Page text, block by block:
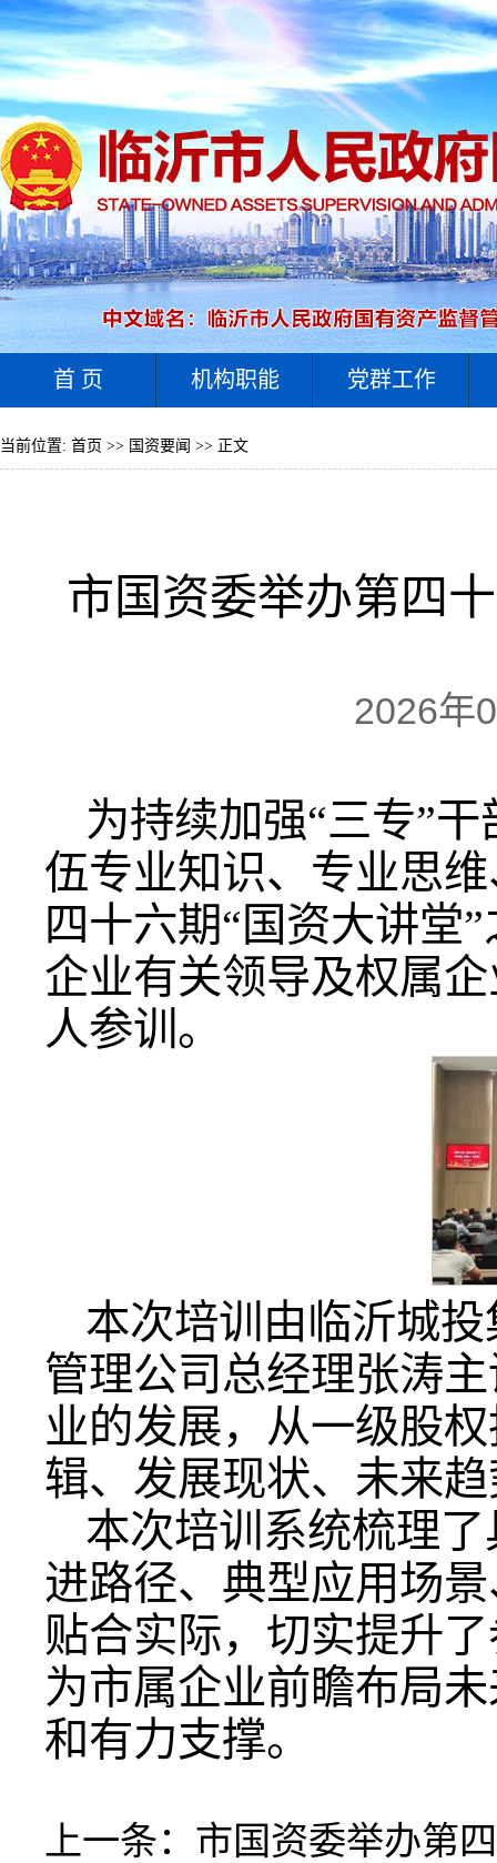
首 页 机构职能 党群工作
当前位置: 首页 >> 国资要闻 >> 正文
市国资委举办第四
2026年
为持续加强“三专”
伍专业知识、专业思
四十六期“国资大讲堂
企业有关领导及权属
人参训。
本次培训由临沂城
管理公司总经理张涛
业的发展，从一级股
辑、发展现状、未来
本次培训系统梳理
进路径、典型应用场
贴合实际，切实提升
为市属企业前瞻布局
和有力支撑。
上一条： 市国资委举办第